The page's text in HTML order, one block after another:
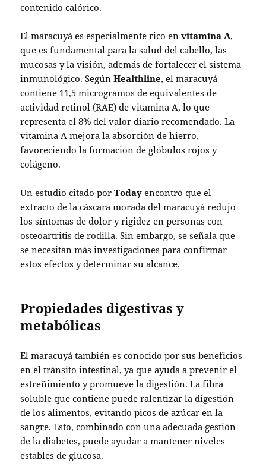
contenido calórico.
El maracuyá es especialmente rico envitamina A,
que es fundamental para la salud del cabello, las
mucosas y la visión, además de fortalecer el sistema
inmunológico. SegúnHealthline, el maracuyá
contiene 11,5 microgramos de equivalentes de
actividad retinol (RAE) de vitamina A, lo que
representa el 8% del valor diario recomendado. La
vitamina A mejora la absorción de hierro,
favoreciendo la formación de glóbulos rojos y
colágeno.
Un estudio citado porToday encontró que el
extracto de la cáscara morada del maracuyá redujo
los síntomas de dolor y rigidez en personas con
osteoartritis de rodilla. Sin embargo, se señala que
se necesitan más investigaciones para confirmar
estos efectos y determinar su alcance.
Propiedades digestivas y
metabólicas
El maracuyá también es conocido por sus beneficios
en el tránsito intestinal, ya que ayuda a prevenir el
estreñimiento y promueve la digestión. La fibra
soluble que contiene puede ralentizar la digestión
de los alimentos, evitando picos de azúcar en la
sangre. Esto, combinado con una adecuada gestión
de la diabetes, puede ayudar a mantener niveles
estables de glucosa.